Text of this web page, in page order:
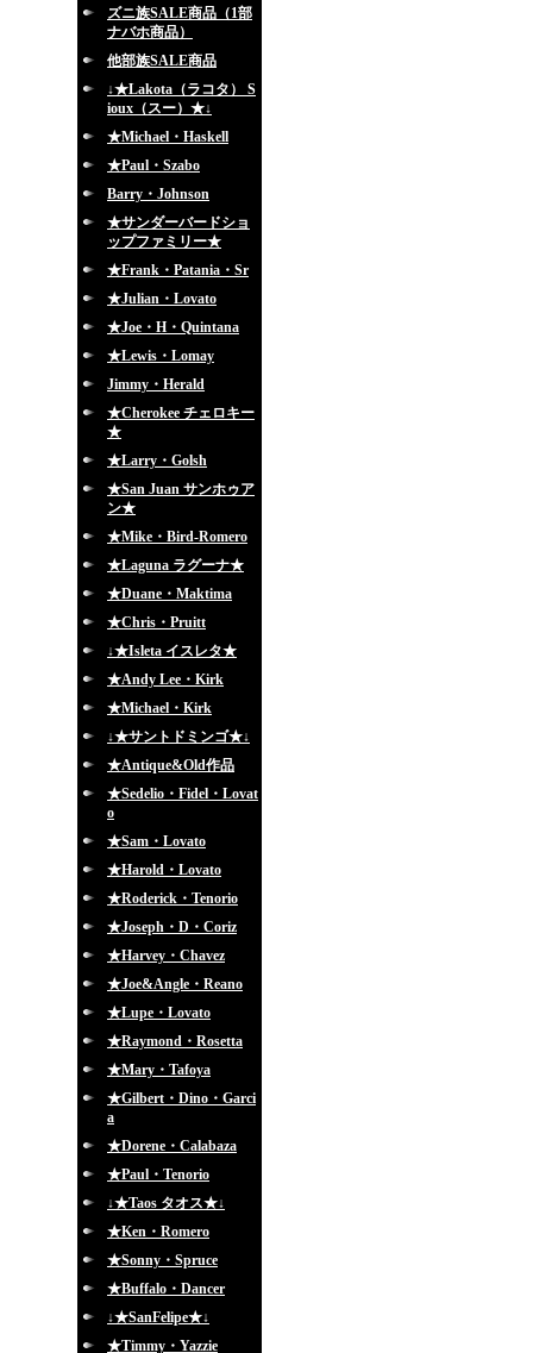
ズニ族SALE商品（1部
ナバホ商品）
他部族SALE商品
↓★Lakota（ラコタ） S
ioux（スー）★↓
★Michael・Haskell
★Paul・Szabo
Barry・Johnson
★サンダーバードショ
ップファミリー★
★Frank・Patania・Sr
★Julian・Lovato
★Joe・H・Quintana
★Lewis・Lomay
Jimmy・Herald
★Cherokee チェロキー
★
★Larry・Golsh
★San Juan サンホゥア
ン★
★Mike・Bird-Romero
★Laguna ラグーナ★
★Duane・Maktima
★Chris・Pruitt
↓★Isleta イスレタ★
★Andy Lee・Kirk
★Michael・Kirk
↓★サントドミンゴ★↓
★Antique&Old作品
★Sedelio・Fidel・Lovat
o
★Sam・Lovato
★Harold・Lovato
★Roderick・Tenorio
★Joseph・D・Coriz
★Harvey・Chavez
★Joe&Angle・Reano
★Lupe・Lovato
★Raymond・Rosetta
★Mary・Tafoya
★Gilbert・Dino・Garci
a
★Dorene・Calabaza
★Paul・Tenorio
↓★Taos タオス★↓
★Ken・Romero
★Sonny・Spruce
★Buffalo・Dancer
↓★SanFelipe★↓
★Timmy・Yazzie